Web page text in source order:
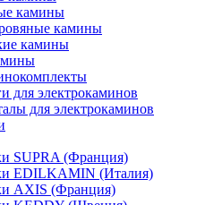
камины
камины
камины
для электрокаминов
для электрокаминов
SUPRA (Франция)
EDILKAMIN (Италия)
AXIS (Франция)